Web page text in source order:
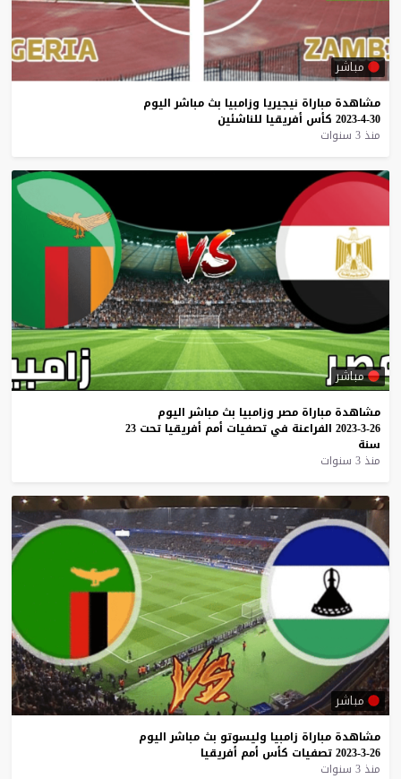
مباشر
مشاهدة مباراة نيجيريا وزامبيا بث مباشر اليوم
30-4-2023
كأس أفريقيا للناشئين
منذ 3 سنوات
مباشر
مشاهدة مباراة مصر وزامبيا بث مباشر اليوم
26-3-2023
الفراعنة في تصفيات أمم أفريقيا تحت 23
سنة
منذ 3 سنوات
مباشر
مشاهدة مباراة زامبيا وليسوتو بث مباشر اليوم
26-3-2023
تصفيات كأس أمم أفريقيا
منذ 3 سنوات